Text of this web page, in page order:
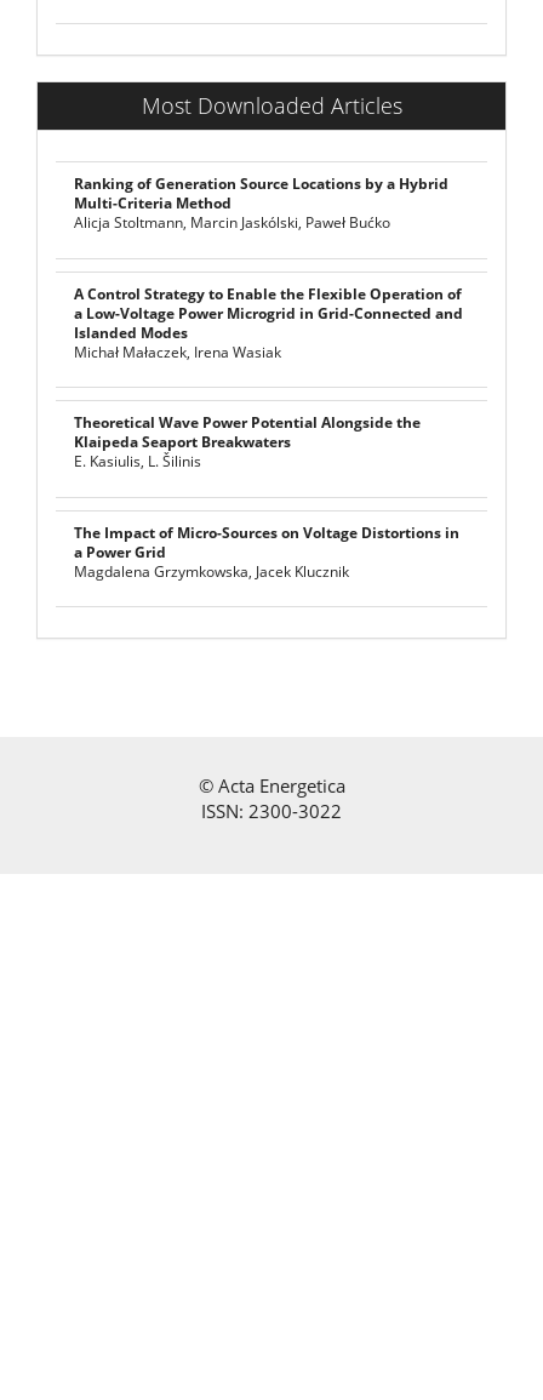
Most Downloaded Articles
Ranking of Generation Source Locations by a Hybrid
Multi-Criteria Method
Alicja Stoltmann, Marcin Jaskólski, Paweł Bućko
A Control Strategy to Enable the Flexible Operation of
a Low-Voltage Power Microgrid in Grid-Connected and
Islanded Modes
Michał Małaczek, Irena Wasiak
Theoretical Wave Power Potential Alongside the
Klaipeda Seaport Breakwaters
E. Kasiulis, L. Šilinis
The Impact of Micro-Sources on Voltage Distortions in
a Power Grid
Magdalena Grzymkowska, Jacek Klucznik
© Acta Energetica
ISSN: 2300-3022